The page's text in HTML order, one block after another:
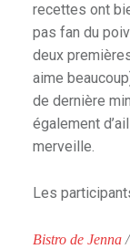
recettes ont
pas fan du
deux
aime
de dernière
également
merveille.
Les
Bistro de Jenna/